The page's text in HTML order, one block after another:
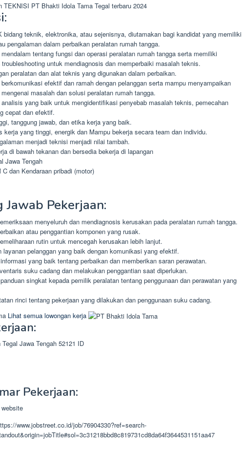
TEKNISI PT Bhakti Idola Tama Tegal terbaru 2024
bidang teknik, elektronika, atau sejenisnya, diutamakan bagi kandidat yang memiliki
pengalaman dalam perbaikan peralatan rumah tangga.
tentang fungsi dan operasi peralatan rumah tangga serta memiliki
untuk mendiagnosis dan memperbaiki masalah teknis.
peralatan dan alat teknis yang digunakan dalam perbaikan.
efektif dan ramah dengan pelanggan serta mampu menyampaikan
masalah dan solusi peralatan rumah tangga.
yang baik untuk mengidentifikasi penyebab masalah teknis, pemecahan
cepat dan efektif.
tanggung jawab, dan etika kerja yang baik.
kerja yang tinggi, energik dan Mampu bekerja secara team dan individu.
menjadi teknisi menjadi nilai tambah.
di bawah tekanan dan bersedia bekerja di lapangan
Jawa Tengah
dan Kendaraan pribadi (motor)
Jawab Pekerjaan:
menyeluruh dan mendiagnosis kerusakan pada peralatan rumah tangga.
atau penggantian komponen yang rusak.
rutin untuk mencegah kerusakan lebih lanjut.
layanan pelanggan yang baik dengan komunikasi yang efektif.
yang baik tentang perbaikan dan memberikan saran perawatan.
suku cadang dan melakukan penggantian saat diperlukan.
singkat kepada pemilik peralatan tentang penggunaan dan perawatan yang
rinci tentang pekerjaan yang dilakukan dan penggunaan suku cadang.
Lihat semua lowongan kerja
Tegal Jawa Tengah 52121 ID
Pekerjaan:
www.jobstreet.co.id/job/76904330?ref=search-